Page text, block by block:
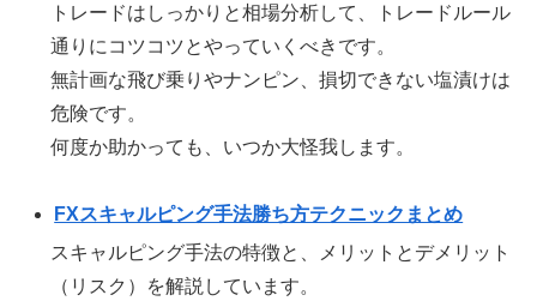
トレードはしっかりと相場分析して、トレードルール
通りにコツコツとやっていくべきです。
無計画な飛び乗りやナンピン、損切できない塩漬けは
危険です。
何度か助かっても、いつか大怪我します。
FXスキャルピング手法勝ち方テクニックまとめ
スキャルピング手法の特徴と、メリットとデメリット
（リスク）を解説しています。